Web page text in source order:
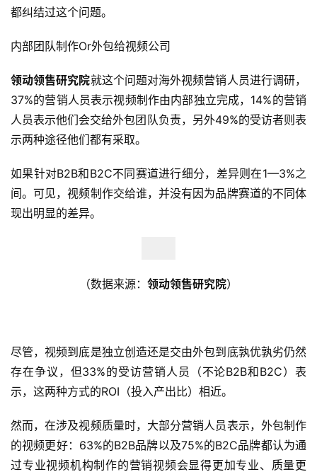
都纠结过这个问题。
内部团队制作Or外包给视频公司
领动领售研究院就这个问题对海外视频营销人员进行调研，
37%的营销人员表示视频制作由内部独立完成，14%的营销
人员表示他们会交给外包团队负责，另外49%的受访者则表
示两种途径他们都有采取。
如果针对B2B和B2C不同赛道进行细分，差异则在1—3%之
间。可见，视频制作交给谁，并没有因为品牌赛道的不同体
现出明显的差异。
（数据来源： 领动领售研究院）
尽管，视频到底是独立创造还是交由外包到底孰优孰劣仍然
存在争议，但33%的受访营销人员（不论B2B和B2C）表
示，这两种方式的ROI（投入产出比）相近。
然而，在涉及视频质量时，大部分营销人员表示，外包制作
的视频更好：63%的B2B品牌以及75%的B2C品牌都认为通
过专业视频机构制作的营销视频会显得更加专业、质量更